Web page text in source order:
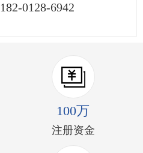
182-0128-6942
100万
注册资金